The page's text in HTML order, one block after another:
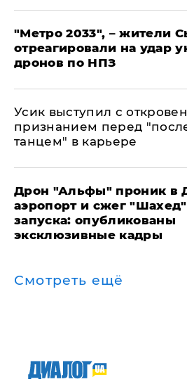
"Метро 2033", – жители
отреагировали на удар
дронов по НПЗ
Усик выступил с
признанием перед
танцем" в карьере
Дрон "Альфы" проник в
аэропорт и сжег
запуска: опубликованы
эксклюзивные кадры
Смотреть ещё